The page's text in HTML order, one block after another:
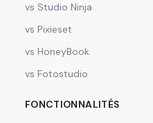
vs Studio Ninja
vs Pixieset
vs HoneyBook
vs Fotostudio
FONCTIONNALITÉS